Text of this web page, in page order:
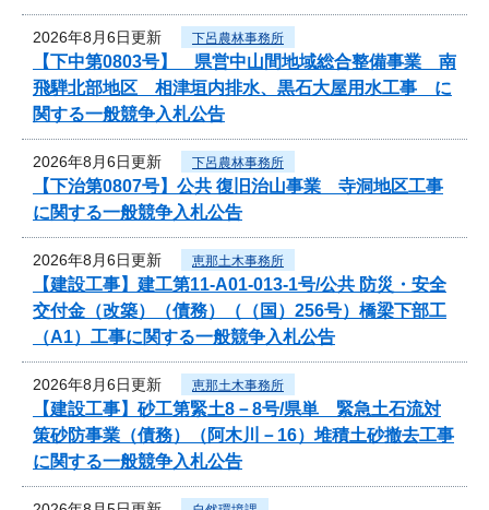
2026年8月6日更新 下呂農林事務所
【下中第0803号】 県営中山間地域総合整備事業 南
飛騨北部地区 相津垣内排水、黒石大屋用水工事 に
関する一般競争入札公告
2026年8月6日更新 下呂農林事務所
【下治第0807号】公共 復旧治山事業 寺洞地区工事
に関する一般競争入札公告
2026年8月6日更新 恵那土木事務所
【建設工事】建工第11-A01-013-1号/公共 防災・安全
交付金（改築）（債務）（（国）256号）橋梁下部工
（A1）工事に関する一般競争入札公告
2026年8月6日更新 恵那土木事務所
【建設工事】砂工第緊土8－8号/県単 緊急土石流対
策砂防事業（債務）（阿木川－16）堆積土砂撤去工事
に関する一般競争入札公告